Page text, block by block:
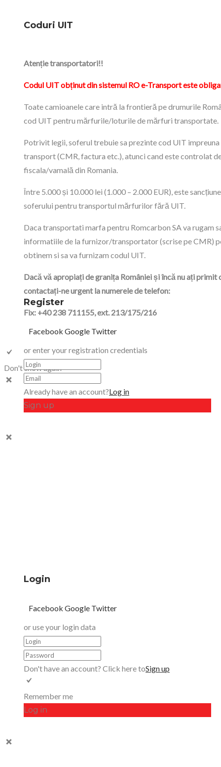
Coduri UIT
Atenție transportatori!!
Codul UIT obținut din sistemul RO e-Transport este
Toate camioanele care intră la frontieră pe drumurile
cod UIT pentru mărfurile/loturile de mărfuri transportate.
Potrivit legii, soferul trebuie sa prezinte cod UIT impreuna
transport (CMR, factura etc.), atunci cand este controlat
fiscala/vamală din Romania.
Între 5.000 și 10.000 lei (1.000 – 2.000 EUR), este
soferului pentru transportul mărfurilor fără UIT.
Daca transportati marfa pentru Romcarbon SA va rugam
informatiile de la furnizor/transportator (scrise pe CMR)
obtinem si sa va furnizam codul UIT.
Dacă vă apropiați de granița României și încă nu ați primit
contactați-ne urgent la numerele de telefon:
Fix: +40 238 711155, ext. 213/175/216
Don't show again
Register
Facebook Google Twitter
or enter your registration credentials
Already have an account?Log in
Sign up
Login
Facebook Google Twitter
or use your login data
Don't have an account? Click here toSign up
Remember me
Log in